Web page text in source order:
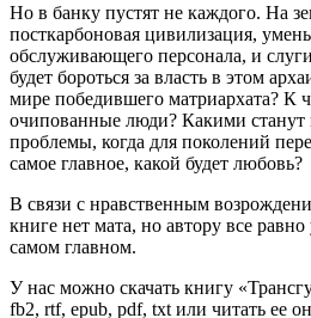
Но в банку пустят не каждого. На
посткарбоновая цивилизация,
обслуживающего персонала, и
будет бороться за власть в этом
мире победившего матриархата? К
очипованные люди? Какими станут
проблемы, когда для поколений
самое главное, какой будет любовь?
В связи с нравственным
книге нет мата, но автору все равно
самом главном.
У нас можно скачать книгу
fb2, rtf, epub, pdf, txt или читать ее